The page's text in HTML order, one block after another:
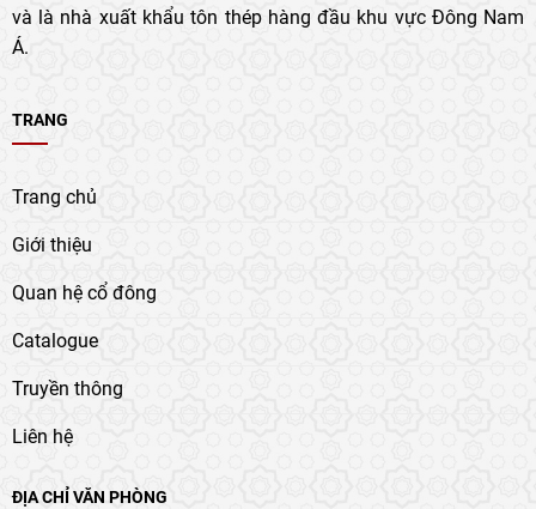
và là nhà xuất khẩu tôn thép hàng đầu khu vực Đông Nam
Á.
TRANG
Trang chủ
Giới thiệu
Quan hệ cổ đông
Catalogue
Truyền thông
Liên hệ
ĐỊA CHỈ VĂN PHÒNG